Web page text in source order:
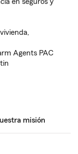
Agents PAC
misión